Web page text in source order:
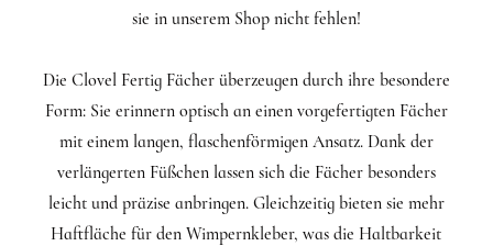
sie in unserem Shop nicht fehlen!
Die Clovel Fertig Fächer überzeugen durch ihre besondere
Form: Sie erinnern optisch an einen vorgefertigten Fächer
mit einem langen, flaschenförmigen Ansatz. Dank der
verlängerten Füßchen lassen sich die Fächer besonders
leicht und präzise anbringen. Gleichzeitig bieten sie mehr
Haftfläche für den Wimpernkleber, was die Haltbarkeit